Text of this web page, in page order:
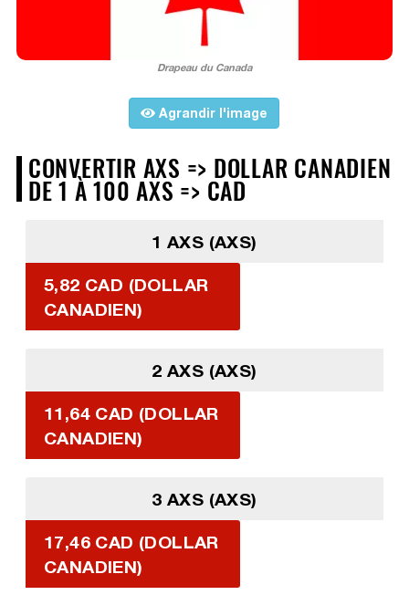
Drapeau du Canada
Agrandir l'image
CONVERTIR AXS => DOLLAR CANADIEN
DE 1 À 100 AXS => CAD
1 AXS (AXS)
5,82 CAD (DOLLAR
CANADIEN)
2 AXS (AXS)
11,64 CAD (DOLLAR
CANADIEN)
3 AXS (AXS)
17,46 CAD (DOLLAR
CANADIEN)